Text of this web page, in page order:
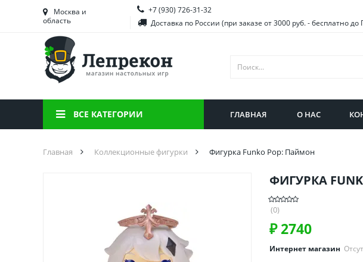
Башкортостан
Брянская область
Вологодская область
Воронежская область
Иркутская область
Москва и
область
+7 (930) 726-31-32
Доставка по России (при заказе от 3000 руб. - бесплатно
ВСЕ КАТЕГОРИИ ГЛАВНАЯ О НАС
Главная Коллекционные фигурки Фигурка Funko Pop: Паймон
ФИГУРКА
(0)
₽ 2740
Интернет магазин